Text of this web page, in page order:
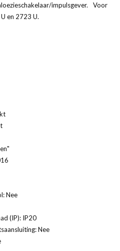
impulsgever. Voor
en 2723 U.
Nee
(IP): IP20
Nee